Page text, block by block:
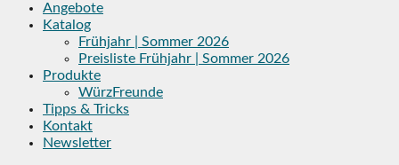
Angebote
Katalog
Frühjahr | Sommer 2026
Preisliste Frühjahr | Sommer 2026
Produkte
WürzFreunde
Tipps & Tricks
Kontakt
Newsletter